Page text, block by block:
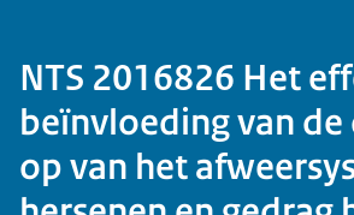
NTS 2016826 Het
beïnvloeding van
op van het